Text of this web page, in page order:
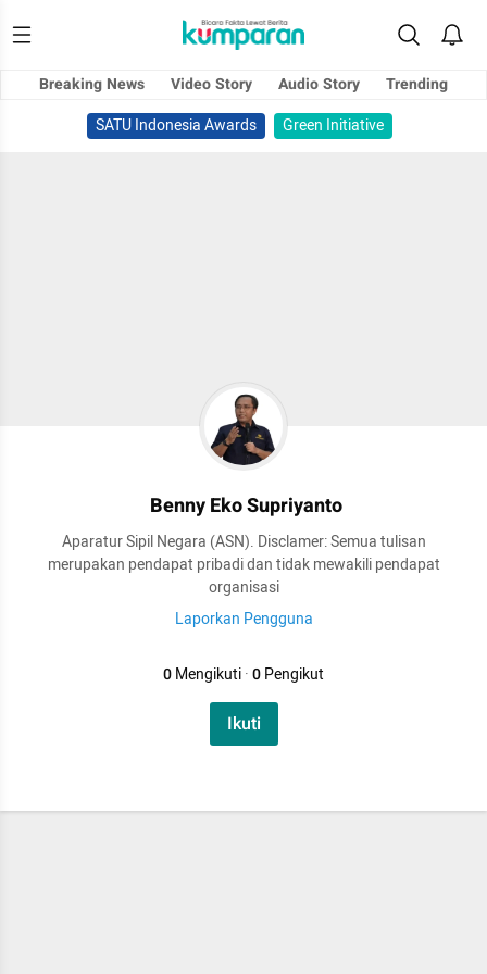
Breaking News Video Story Audio Story
Trending
SATU Indonesia Awards
Green Initiative
Benny Eko Supriyanto
Aparatur Sipil Negara (ASN). Disclamer: Semua tulisan
merupakan pendapat pribadi dan tidak mewakili pendapat
organisasi
Laporkan Pengguna
0Mengikuti·0Pengikut
Ikuti